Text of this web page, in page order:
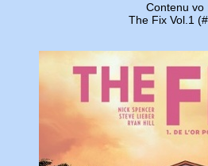
Contenu vo
The Fix Vol.1